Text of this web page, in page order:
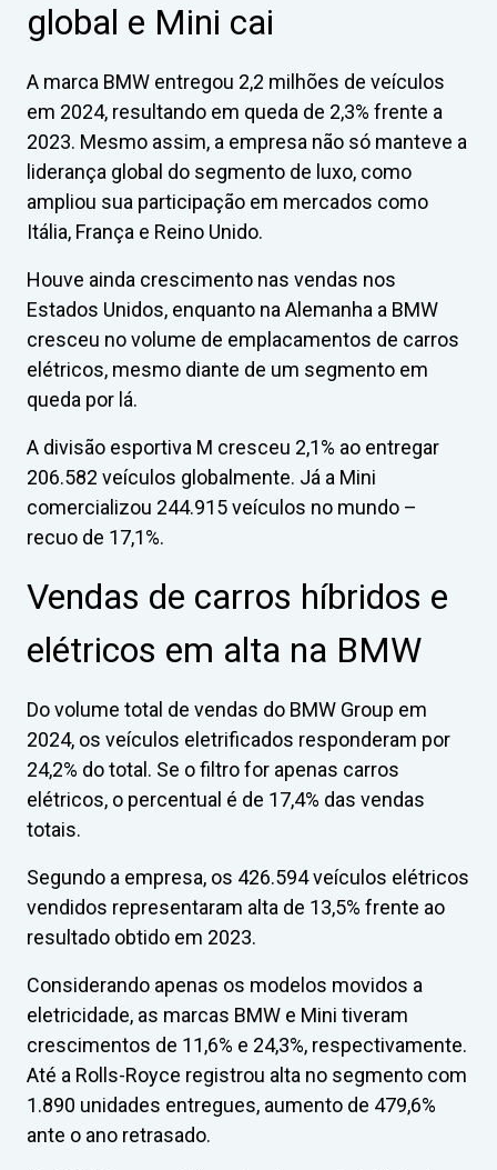
global e Mini cai
A marca BMW entregou 2,2 milhões de veículos
em 2024, resultando em queda de 2,3% frente a
2023. Mesmo assim, a empresa não só manteve a
liderança global do segmento de luxo, como
ampliou sua participação em mercados como
Itália, França e Reino Unido.
Houve ainda crescimento nas vendas nos
Estados Unidos, enquanto na Alemanha a BMW
cresceu no volume de emplacamentos de carros
elétricos, mesmo diante de um segmento em
queda por lá.
A divisão esportiva M cresceu 2,1% ao entregar
206.582 veículos globalmente. Já a Mini
comercializou 244.915 veículos no mundo –
recuo de 17,1%.
Vendas de carros híbridos e
elétricos em alta na BMW
Do volume total de vendas do BMW Group em
2024, os veículos eletrificados responderam por
24,2% do total. Se o filtro for apenas carros
elétricos, o percentual é de 17,4% das vendas
totais.
Segundo a empresa, os 426.594 veículos elétricos
vendidos representaram alta de 13,5% frente ao
resultado obtido em 2023.
Considerando apenas os modelos movidos a
eletricidade, as marcas BMW e Mini tiveram
crescimentos de 11,6% e 24,3%, respectivamente.
Até a Rolls-Royce registrou alta no segmento com
1.890 unidades entregues, aumento de 479,6%
ante o ano retrasado.